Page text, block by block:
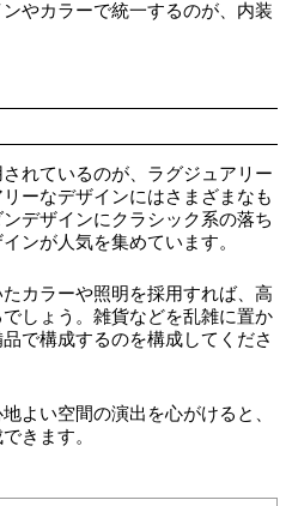
やカラーで統一するのが、内装
れているのが、ラグジュアリー
ーなデザインにはさまざまなも
デザインにクラシック系の落ち
ンが人気を集めています。
カラーや照明を採用すれば、高
しょう。雑貨などを乱雑に置か
で構成するのを構成してくださ
よい空間の演出を心がけると、
きます。